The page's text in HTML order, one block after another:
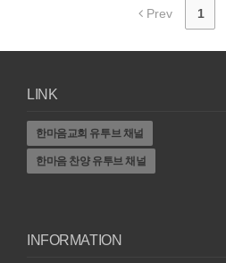
Prev 1
LINK
한마음교회 유투브 채널
한마음 찬양 유투브 채널
INFORMATION